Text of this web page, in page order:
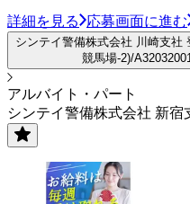
詳細を見る 応募画面に進む
シンテイ警備株式会社 川崎支社
競馬場-2)/
アルバイト・パート
シンテイ警備株式会社 新宿